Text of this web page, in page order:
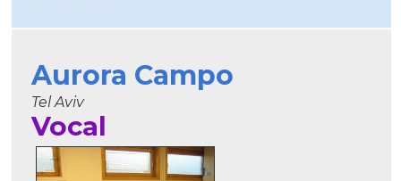
Aurora Campo
Tel Aviv
Vocal